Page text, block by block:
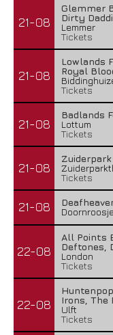
21-08
Glemmer
Dirty
Lemmer
Tickets
21-08
Lowlands
Royal
Tickets
21-08
Badlands
Lottum
Tickets
21-08
Tickets
21-08
22-08
All Points
Deftones,
London
Tickets
22-08
Irons, The
Ulft
Tickets